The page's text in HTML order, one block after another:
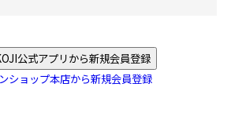
公式アプリから新規会員登録
ショップ本店から新規会員登録